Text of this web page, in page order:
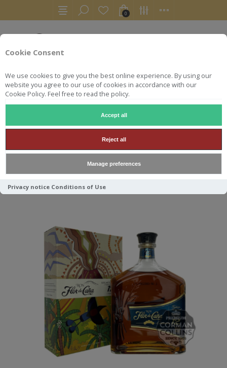
Cookie Consent
We use cookies to give you the best online experience. By using our
website you agree to our use of cookies in accordance with our
Cookie Policy. Feel free to read the policy.
Accept all
Reject all
Manage preferences
Privacy notice Conditions of Use
0
FLOR DE CANA